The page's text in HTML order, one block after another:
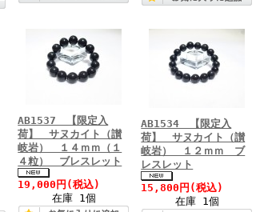
AB1537 【限定入
荷】 サヌカイト（讃
岐岩） １４ｍｍ（１
４粒） ブレスレット
19,000円 (税込)
在庫 1個
AB1534 【限定入
荷】 サヌカイト（讃
岐岩） １２ｍｍ ブ
レスレット
15,800円 (税込)
在庫 1個